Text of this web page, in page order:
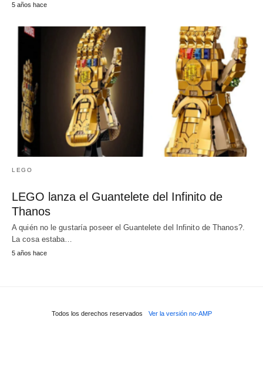
5 años hace
LEGO
LEGO lanza el Guantelete del Infinito de
Thanos
A quién no le gustaría poseer el Guantelete del Infinito de Thanos?.
La cosa estaba…
5 años hace
Todos los derechos reservados Ver la versión no-AMP